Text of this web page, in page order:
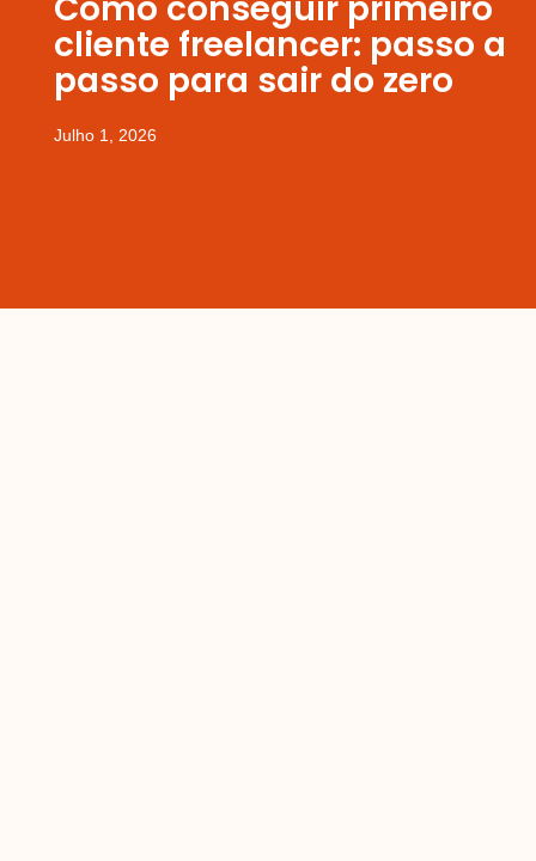
Como conseguir primeiro
cliente freelancer: passo a
passo para sair do zero
Julho 1, 2026